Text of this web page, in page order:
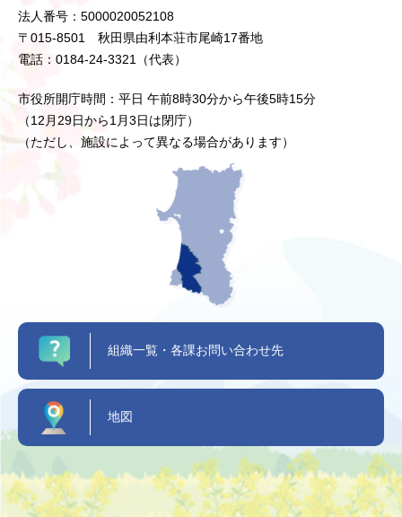
法人番号：5000020052108
〒015-8501 秋田県由利本荘市尾崎17番地
電話：0184-24-3321（代表）
市役所開庁時間：平日 午前8時30分から午後5時15分
（12月29日から1月3日は閉庁）
（ただし、施設によって異なる場合があります）
組織一覧・各課お問い合わせ先
地図